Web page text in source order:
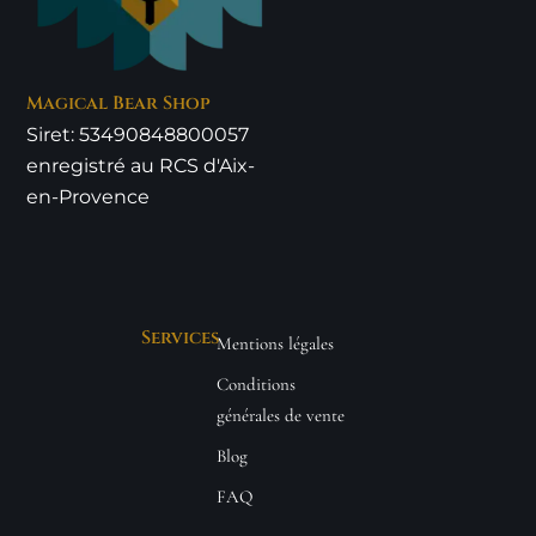
Magical Bear Shop
Siret: 53490848800057
enregistré au RCS d'Aix-
en-Provence
ServicesMentions légales
Conditions
générales de vente
Blog
FAQ